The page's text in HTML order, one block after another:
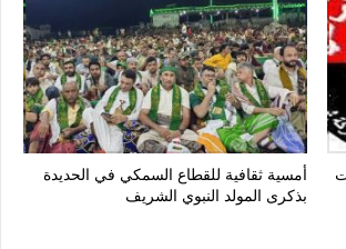
أمسية ثقافية للقطاع السمكي في الحديدة
بذكرى المولد النبوي الشريف